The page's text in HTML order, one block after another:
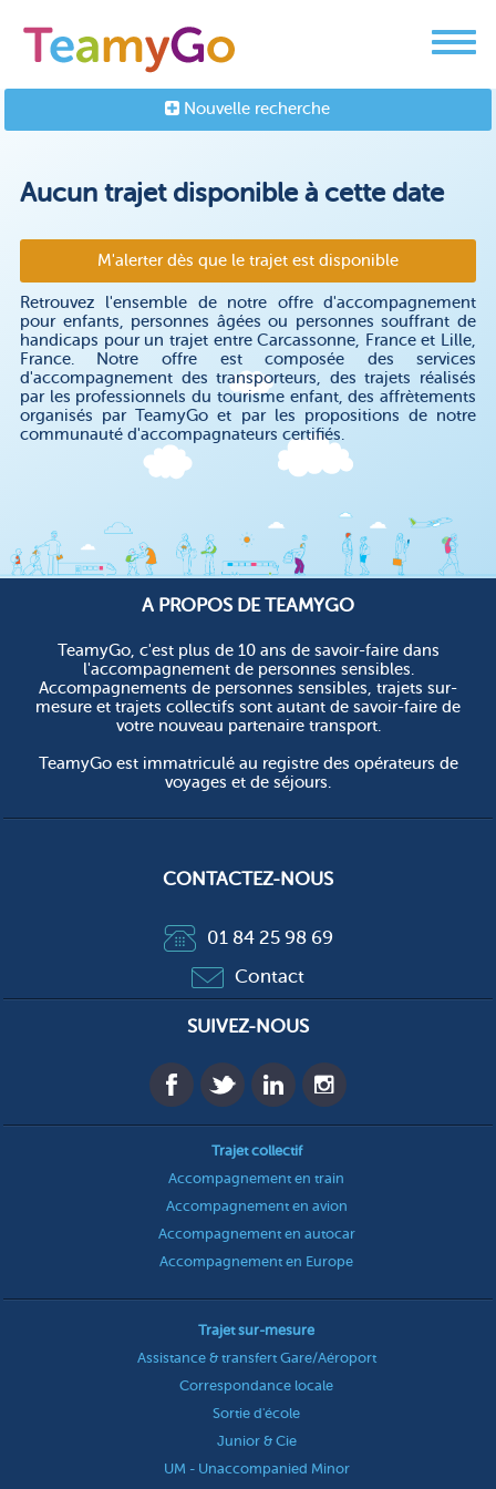
Nouvelle recherche
Aucun trajet disponible à cette date
M'alerter dès que le trajet est disponible
Retrouvez l'ensemble de notre offre d'accompagnement
pour enfants, personnes âgées ou personnes souffrant de
handicaps pour un trajet entre Carcassonne, France et Lille,
France. Notre offre est composée des services
d'accompagnement des transporteurs, des trajets réalisés
par les professionnels du tourisme enfant, des affrètements
organisés par TeamyGo et par les propositions de notre
communauté d'accompagnateurs certifiés.
A PROPOS DE TEAMYGO
TeamyGo, c'est plus de 10 ans de savoir-faire dans
l'accompagnement de personnes sensibles.
Accompagnements de personnes sensibles, trajets sur-
mesure et trajets collectifs sont autant de savoir-faire de
votre nouveau partenaire transport.
TeamyGo est immatriculé au registre des opérateurs de
voyages et de séjours.
CONTACTEZ-NOUS
01 84 25 98 69
Contact
SUIVEZ-NOUS
Trajet collectif
Accompagnement en train
Accompagnement en avion
Accompagnement en autocar
Accompagnement en Europe
Trajet sur-mesure
Assistance & transfert Gare/Aéroport
Correspondance locale
Sortie d'école
Junior & Cie
UM - Unaccompanied Minor